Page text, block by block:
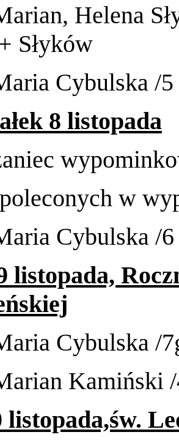
Helena
Słyków
Cybul­ska /​5
8 listopada
w
Cybul­ska /​6
listopada,
Cybul­ska /​7
Kamiński /​
listopada,św.